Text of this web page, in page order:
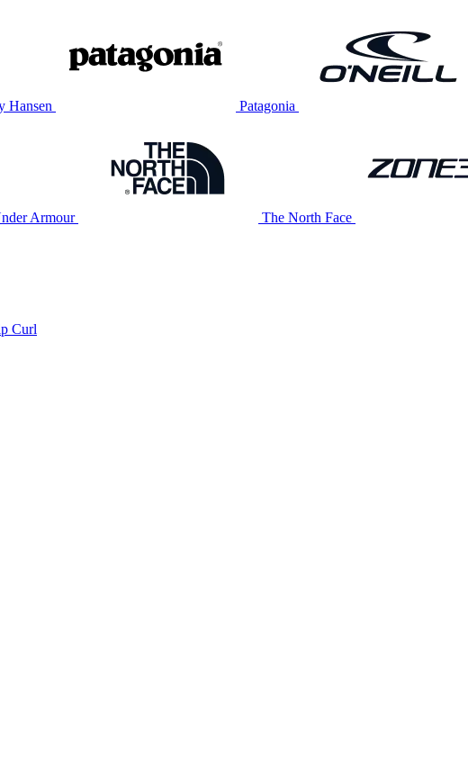
Hansen Patagonia
Armour The North Face
Curl